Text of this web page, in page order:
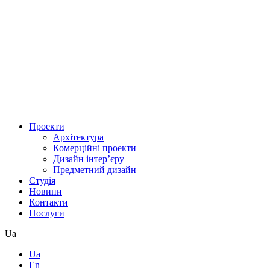
Проекти
Архітектура
Комерційні проекти
Дизайн інтер’єру
Предметний дизайн
Студія
Новини
Контакти
Послуги
Ua
Ua
En